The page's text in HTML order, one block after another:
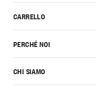
CARRELLO
PERCHÉ NOI
CHI SIAMO